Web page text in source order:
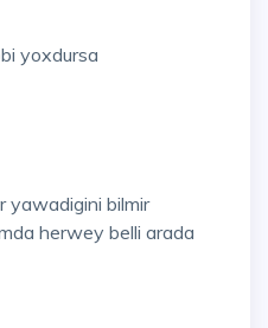
yoxdursa
yawadigini bilmir
herwey belli arada